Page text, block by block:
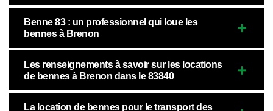
Benne 83 : un professionnel qui loue les
bennes à Brenon
Les renseignements à savoir sur les locations
de bennes à Brenon dans le 83840
La location de bennes pour le transport des